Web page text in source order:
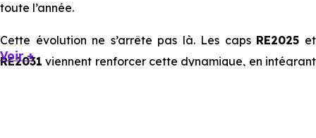
toute l’année.
Cette évolution ne s’arrête pas là. Les caps RE2025 et
RE2031 viennent renforcer cette dynamique, en intégrant
Voir +